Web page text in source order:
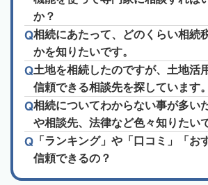
か？
相続にあたって、どのくらい相続
かを知りたいです。
土地を相続したのですが、土地活
信頼できる相談先を探しています。
相続についてわからない事が多い
や相談先、法律など色々知りたい
「ランキング」や「口コミ」「お
信頼できるの？